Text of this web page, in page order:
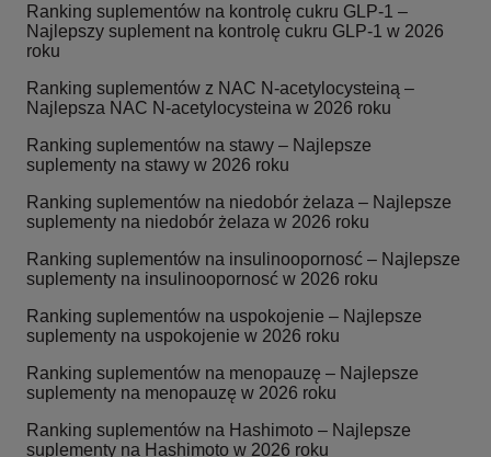
Ranking suplementów na kontrolę cukru GLP-1 –
Najlepszy suplement na kontrolę cukru GLP-1 w 2026
roku
Ranking suplementów z NAC N-acetylocysteiną –
Najlepsza NAC N-acetylocysteina w 2026 roku
Ranking suplementów na stawy – Najlepsze
suplementy na stawy w 2026 roku
Ranking suplementów na niedobór żelaza – Najlepsze
suplementy na niedobór żelaza w 2026 roku
Ranking suplementów na insulinoopornosć – Najlepsze
suplementy na insulinoopornosć w 2026 roku
Ranking suplementów na uspokojenie – Najlepsze
suplementy na uspokojenie w 2026 roku
Ranking suplementów na menopauzę – Najlepsze
suplementy na menopauzę w 2026 roku
Ranking suplementów na Hashimoto – Najlepsze
suplementy na Hashimoto w 2026 roku